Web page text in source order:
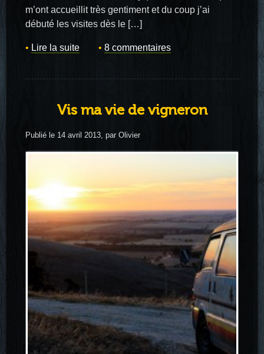
m’ont accueillit très gentiment et du coup j’ai
débuté les visites dès le […]
Lire la suite 8 commentaires
Vis ma vie de vigneron
Publié le 14 avril 2013, par Olivier